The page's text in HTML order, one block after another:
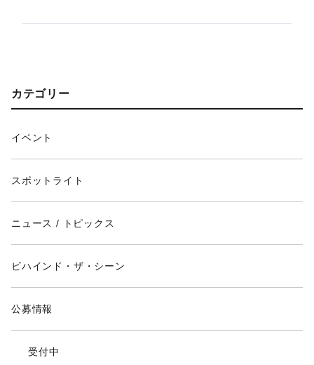
カテゴリー
イベント
スポットライト
ニュース / トピックス
ビハインド・ザ・シーン
公募情報
受付中